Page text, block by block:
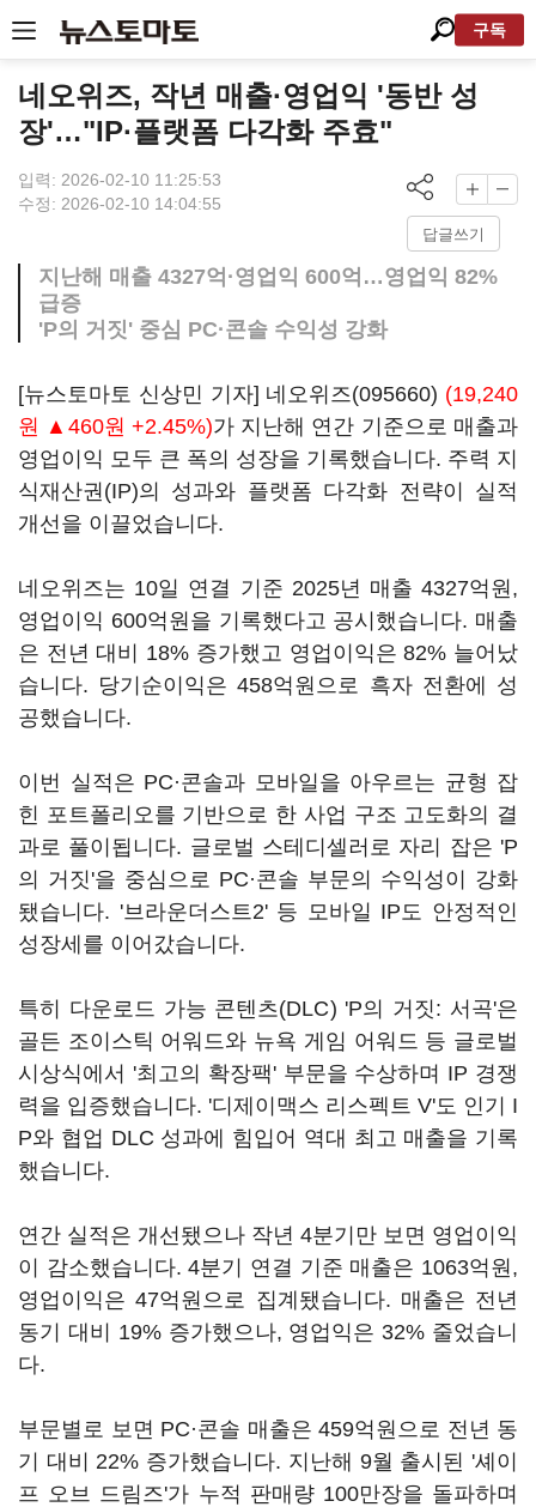
구독
네오위즈, 작년 매출·영업익 '동반 성
장'…"IP·플랫폼 다각화 주효"
입력: 2026-02-10 11:25:53
수정: 2026-02-10 14:04:55
답글쓰기
지난해 매출 4327억·영업익 600억…영업익 82%
급증
'P의 거짓' 중심 PC·콘솔 수익성 강화
[뉴스토마토 신상민 기자] 네오위즈(095660) (19,240
원 ▲460원 +2.45%)가 지난해 연간 기준으로 매출과
영업이익 모두 큰 폭의 성장을 기록했습니다. 주력 지
식재산권(IP)의 성과와 플랫폼 다각화 전략이 실적
개선을 이끌었습니다.
네오위즈는 10일 연결 기준 2025년 매출 4327억원,
영업이익 600억원을 기록했다고 공시했습니다. 매출
은 전년 대비 18% 증가했고 영업이익은 82% 늘어났
습니다. 당기순이익은 458억원으로 흑자 전환에 성
공했습니다.
이번 실적은 PC·콘솔과 모바일을 아우르는 균형 잡
힌 포트폴리오를 기반으로 한 사업 구조 고도화의 결
과로 풀이됩니다. 글로벌 스테디셀러로 자리 잡은 'P
의 거짓'을 중심으로 PC·콘솔 부문의 수익성이 강화
됐습니다. '브라운더스트2' 등 모바일 IP도 안정적인
성장세를 이어갔습니다.
특히 다운로드 가능 콘텐츠(DLC) 'P의 거짓: 서곡'은
골든 조이스틱 어워드와 뉴욕 게임 어워드 등 글로벌
시상식에서 '최고의 확장팩' 부문을 수상하며 IP 경쟁
력을 입증했습니다. '디제이맥스 리스펙트 V'도 인기 I
P와 협업 DLC 성과에 힘입어 역대 최고 매출을 기록
했습니다.
연간 실적은 개선됐으나 작년 4분기만 보면 영업이익
이 감소했습니다. 4분기 연결 기준 매출은 1063억원,
영업이익은 47억원으로 집계됐습니다. 매출은 전년
동기 대비 19% 증가했으나, 영업익은 32% 줄었습니
다.
부문별로 보면 PC·콘솔 매출은 459억원으로 전년 동
기 대비 22% 증가했습니다. 지난해 9월 출시된 '셰이
프 오브 드림즈'가 누적 판매량 100만장을 돌파하며